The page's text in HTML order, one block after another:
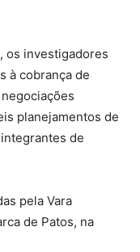
os investigadores
à cobrança de
planejamentos de
de
pela Vara
de Patos, na